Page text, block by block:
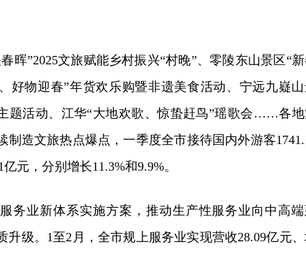
晖”2025文旅赋能乡村振兴“村晚”、零陵东山景区“
好物迎春”年货欢乐购暨非遗美食活动、宁远九嶷
题活动、江华“大地欢歌、惊蛰赶鸟”瑶歌会……各
制造文旅热点爆点，一季度全市接待国内外游客
元，分别增长11.3%和9.9%。
务业新体系实施方案，推动生产性服务业向中高端
升级。1至2月，全市规上服务业实现营收28.09亿元